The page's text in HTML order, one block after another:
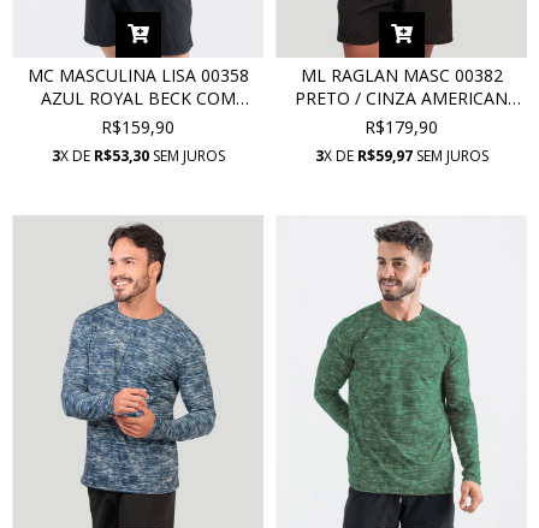
MC MASCULINA LISA 00358
AZUL ROYAL BECK COM
PROTEÇÃO UV
R$159,90
3X DE R$53,30SEM JUROS
ML RAGLAN MASC 00382
PRETO / CINZA AMERICAN
GREY COM PROTEÇÃO UV
R$179,90
3X DE R$59,97SEM JUROS